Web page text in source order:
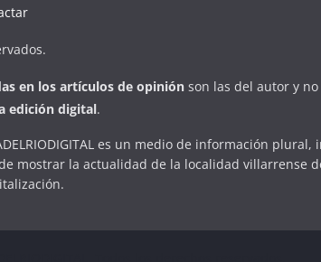
en los artículos de opinión son las del autor y
edición digital.
es un medio de información
mostrar la actualidad de la localidad villarrense